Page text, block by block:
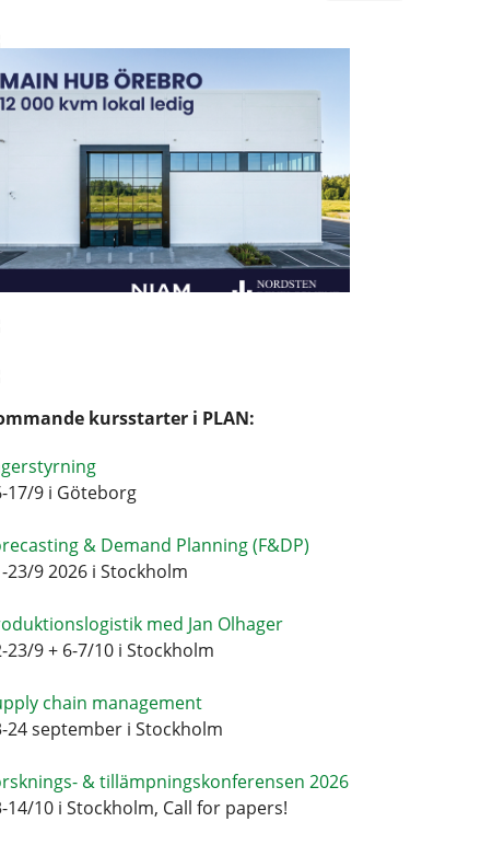
kursstarter i PLAN:
17/9 i Göteborg
& Demand Planning (F&DP)
23/9 2026 i Stockholm
med Jan Olhager
23/9 + 6-7/10 i Stockholm
chain management
24 september i Stockholm
& tillämpningskonferensen 2026
14/10 i Stockholm, Call for papers!